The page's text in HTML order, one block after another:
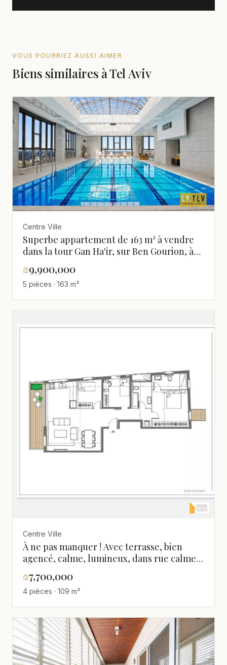
VOUS POURRIEZ AUSSI AIMER
Biens similaires à Tel Aviv
Centre Ville
Superbe appartement de 163 m² à vendre
dans la tour Gan Ha'ir, sur Ben Gourion, à
₪9,900,000
5 pièces · 163 m²
Centre Ville
À ne pas manquer ! Avec terrasse, bien
agencé, calme, lumineux, dans rue calme,
spacieux
₪7,700,000
4 pièces · 109 m²